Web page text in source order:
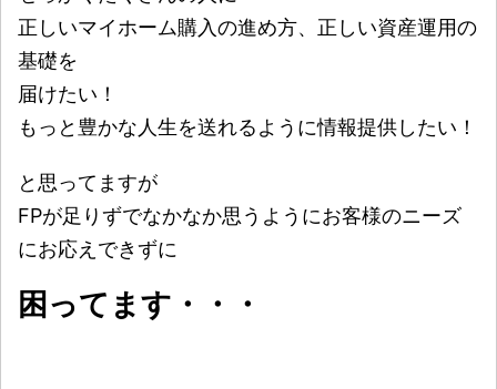
正しいマイホーム購入の進め方、正しい資産運用の
基礎を
届けたい！
もっと豊かな人生を送れるように情報提供したい！
と思ってますが
FPが足りずでなかなか思うようにお客様のニーズ
にお応えできずに
困ってます・・・